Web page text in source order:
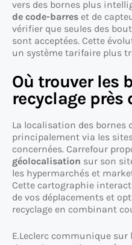
vers des bornes plus
de code-barres et de
vérifier que seules des
sont acceptées. Cette
un système tarifaire plus
Où trouver les
recyclage près
La localisation des bornes
principalement via les
concernées. Carrefour
géolocalisation sur son
les hypermarchés et
Cette cartographie
de vos déplacements et
recyclage en combinant
E.Leclerc communique